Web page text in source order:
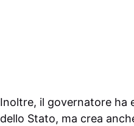
Inoltre, il governatore ha
dello Stato, ma crea